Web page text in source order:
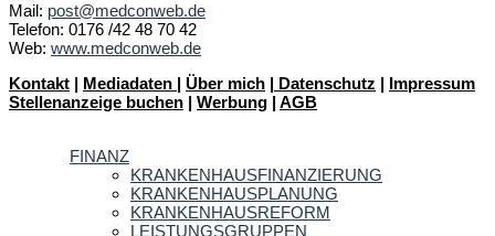
Mail: post@medconweb.de
Telefon: 0176 /42 48 70 42
Web: www.medconweb.de
Kontakt
Mediadaten Über mich Datenschutz
Impressum
Stellenanzeige buchen
Werbung AGB
FINANZ
KRANKENHAUSFINANZIERUNG
KRANKENHAUSPLANUNG
KRANKENHAUSREFORM
LEISTUNGSGRUPPEN